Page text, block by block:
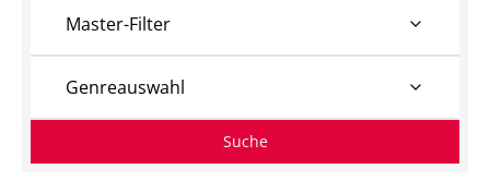
Master-Filter
Genreauswahl
Suche